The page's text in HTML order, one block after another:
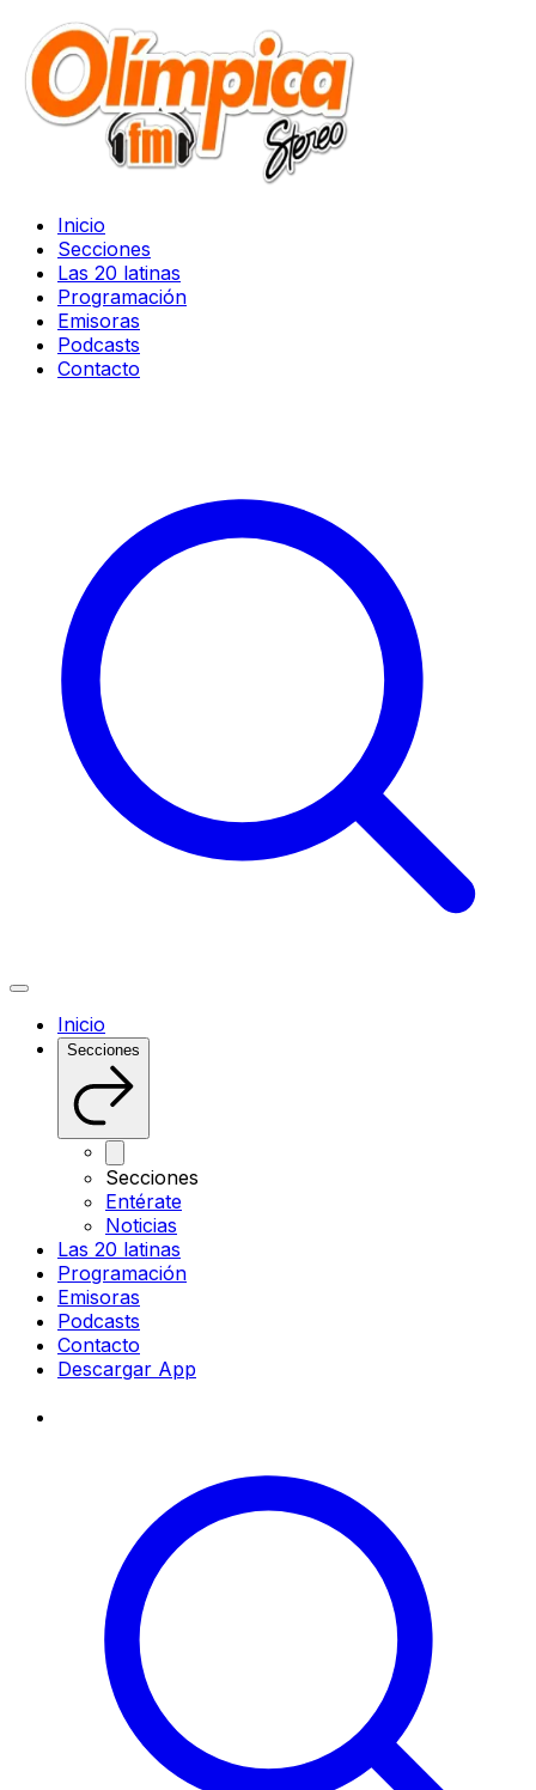
Inicio
Secciones
Las 20 latinas
Programación
Emisoras
Podcasts
Contacto
Inicio
Secciones
Secciones
Entérate
Noticias
Las 20 latinas
Programación
Emisoras
Podcasts
Contacto
Descargar App